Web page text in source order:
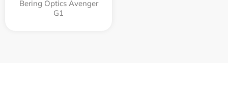
Bering Optics Avenger
G1